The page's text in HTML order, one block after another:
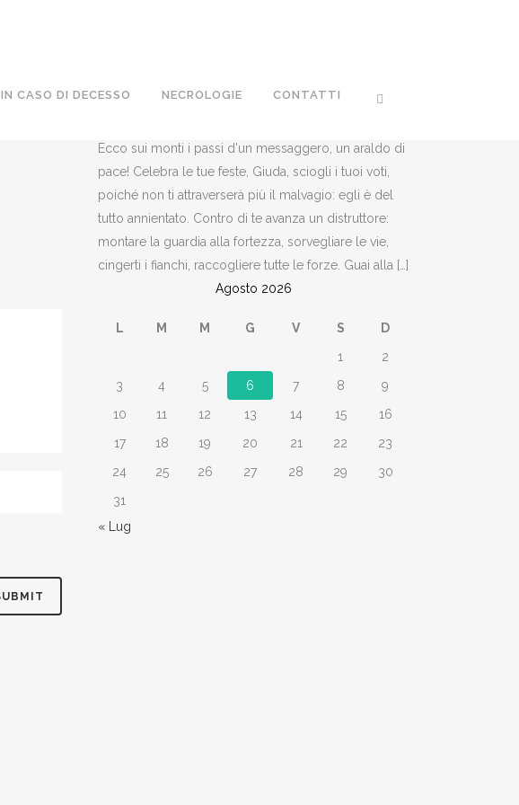
IN CASO DI DECESSO NECROLOGIE CONTATTI
Il vangelo del giorno
Ecco sui monti i passi d'un messaggero, un araldo di
pace! Celebra le tue feste, Giuda, sciogli i tuoi voti,
poiché non ti attraverserà più il malvagio: egli è del
tutto annientato. Contro di te avanza un distruttore:
montare la guardia alla fortezza, sorvegliare le vie,
cingerti i fianchi, raccogliere tutte le forze. Guai alla […]
Agosto 2026
L M M G V S
D
1
2
3
4 5 6 7 8
9
10
11 12 13 14 15
16
17
18 19 20 21 22
23
24
25 26 27 28 29
30
31
« Lug